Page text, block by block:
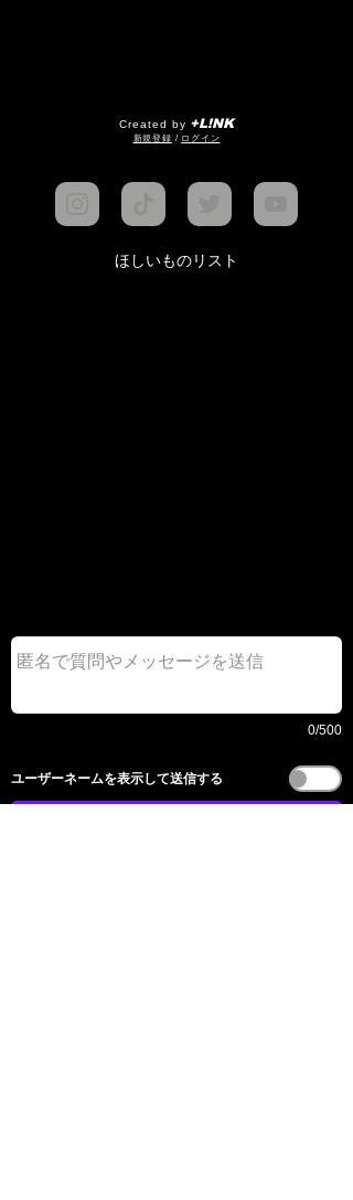
Created by +L!NK
​新規登録 / ログイン
ほしいものリスト
0/500
​ユーザーネームを表示して送信する